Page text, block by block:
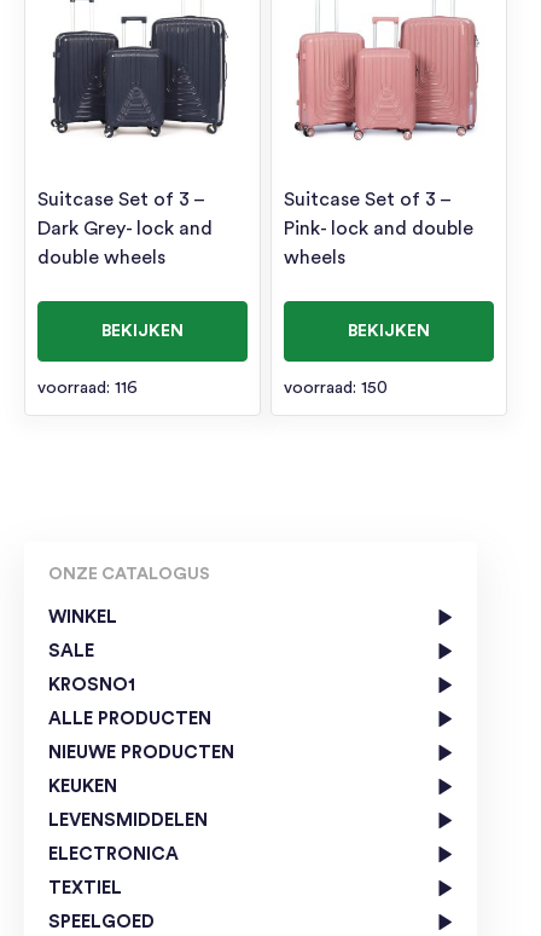
ONZE CATALOGUS
WINKEL
SALE
KROSNO1
ALLE PRODUCTEN
NIEUWE PRODUCTEN
KEUKEN
LEVENSMIDDELEN
ELECTRONICA
TEXTIEL
SPEELGOED
Suitcase Set of 3 –
Dark Grey- lock and
double wheels
BEKIJKEN
voorraad: 116
Suitcase Set of 3 –
Pink- lock and double
wheels
BEKIJKEN
voorraad: 150